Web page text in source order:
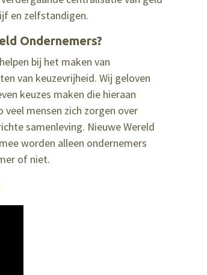
en zelfstandigen.
Ondernemers?
bij het maken van
van keuzevrijheid. Wij geloven
keuzes maken die hieraan
mensen zich zorgen over
samenleving. Nieuwe Wereld
worden alleen ondernemers
of niet.